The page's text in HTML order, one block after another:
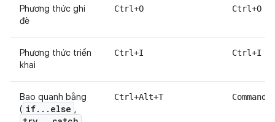
Phương thức ghi
đè
Ctrl+O Ctrl+O
Phương thức triển
khai
Ctrl+I Ctrl+I
Bao quanh bằng
( if. . . else ,
Ctrl+Alt+T